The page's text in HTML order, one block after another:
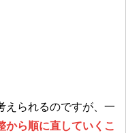
えられるのですが、一
から順に直していくこ